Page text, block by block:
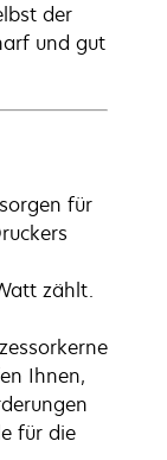
der
und gut
für
zählt.
Ihnen,
für die